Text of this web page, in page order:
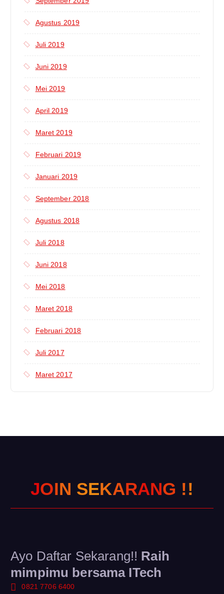
Agustus 2019
Juli 2019
Juni 2019
Mei 2019
April 2019
Maret 2019
Februari 2019
Januari 2019
September 2018
Agustus 2018
Juli 2018
Juni 2018
Mei 2018
Maret 2018
Februari 2018
Juli 2017
Maret 2017
JOIN SEKARANG !!
Ayo Daftar Sekarang!! Raih
mimpimu bersama ITech
0821 7706 6400